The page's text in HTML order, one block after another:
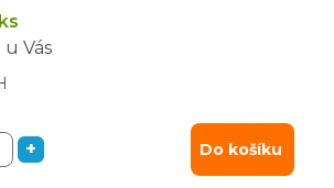
u Vás
+ Do košíku